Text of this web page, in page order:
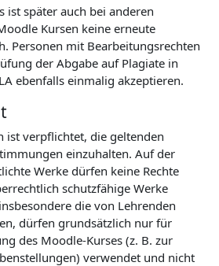
ist später auch bei anderen
Kursen keine erneute
Personen mit Bearbeitungsrechten
der Abgabe auf Plagiate in
ebenfalls einmalig akzeptieren.
ist verpflichtet, die geltenden
einzuhalten. Auf der
Werke dürfen keine Rechte
schutzfähige Werke
die von Lehrenden
dürfen grundsätzlich nur für
des Moodle-Kurses (z. B. zur
verwendet und nicht